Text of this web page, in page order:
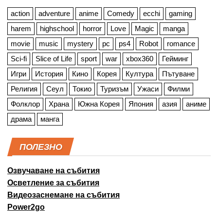
action adventure anime Comedy ecchi
gaming
harem
highschool horror Love Magic
manga
movie
music mystery pc ps4 Robot
romance
Sci-fi
Slice of Life sport war xbox360
Гейминг
Игри
История Кино Корея Култура
Пътуване
Религия
Сеул Токио Туризъм Ужаси
Филми
Фолклор
Храна Южна Корея Япония азия
аниме
драма
манга
ПОЛЕЗНО
Озвучаване на събития
Осветление за събития
Видеозаснемане на събития
Power2go